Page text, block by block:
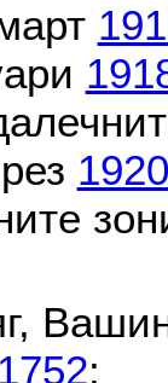
1920
1752;